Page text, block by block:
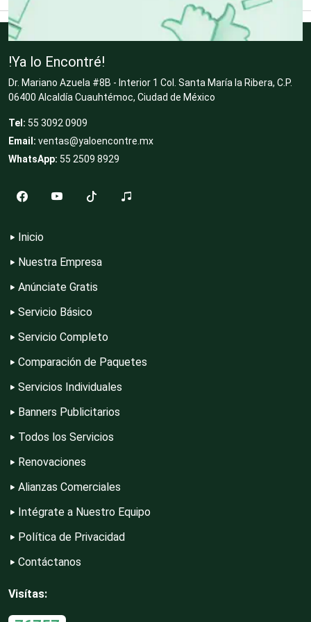
Clubes Deportivos
Cocinas Integrales
Combustibles y Lubricantes
Compresores de aire
Construcciones en General
Contadores
Control de Plagas
Conversiones Automotrices
Copiadoras
Cortinas, Persianas y Alfombras
!Ya lo Encontré!
Dr. Mariano Azuela #8B - Interior 1 Col. Santa María la Ribera, C.P.
06400 Alcaldía Cuauhtémoc, Ciudad de México
Tel: 55 3092 0909
Email: ventas@yaloencontre.mx
WhatsApp: 55 2509 8929
Inicio
Nuestra Empresa
Anúnciate Gratis
Servicio Básico
Servicio Completo
Comparación de Paquetes
Servicios Individuales
Banners Publicitarios
Todos los Servicios
Renovaciones
Alianzas Comerciales
Intégrate a Nuestro Equipo
Política de Privacidad
Contáctanos
Visítas: